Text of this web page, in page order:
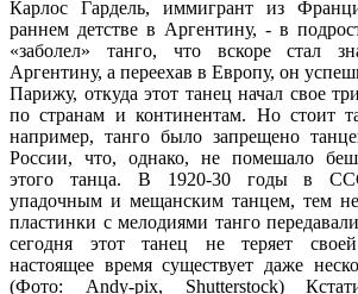
Карлос Гардель, иммигрант из
раннем детстве в Аргентину, - в
«заболел» танго, что вскоре стал
Аргентину, а переехав в Европу, он
Парижу, откуда этот танец начал свое
по странам и континентам. Но стоит
например, танго было запрещено
России, что, однако, не помешало
этого танца. В 1920-30 годы в
упадочным и мещанским танцем, тем
пластинки с мелодиями танго
сегодня этот танец не теряет
настоящее время существует даже
(Фото: Andy-pix, Shutterstock)